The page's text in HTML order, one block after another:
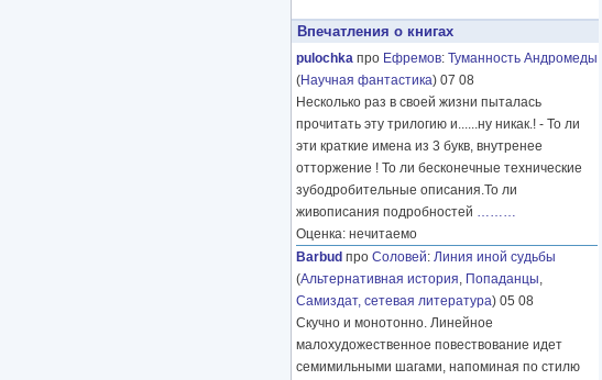
Впечатления о книгах
pulochka про Ефремов: Туманность Андромеды
(Научная фантастика) 07 08
Несколько раз в своей жизни пыталась
прочитать эту трилогию и......ну никак.! - То ли
эти краткие имена из 3 букв, внутренее
отторжение ! То ли бесконечные технические
зубодробительные описания.То ли
живописания подробностей ………
Оценка: нечитаемо
Barbud про Соловей: Линия иной судьбы
(Альтернативная история, Попаданцы,
Самиздат, сетевая литература) 05 08
Скучно и монотонно. Линейное
малохудожественное повествование идет
семимильными шагами, напоминая по стилю